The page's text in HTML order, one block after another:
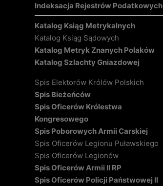
Indeksacja Rejestrów Podatkowych
Katalog Ksiąg Metrykalnych
Katalog Ksiąg Sądowych
Katalog Metryk Znanych Polaków
Katalog Szlachty Gniazdowej
Spis Elektorów Królów Polskich
Spis Bieżeńców
Spis Oficerów Królestwa
Kongresowego
Spis Poborowych Armii Carskiej
Spis Oficerów Legionu Puławskiego
Spis Oficerów Legionów
Spis Oficerów Armii II RP
Spis Oficerów Policji Państwowej II